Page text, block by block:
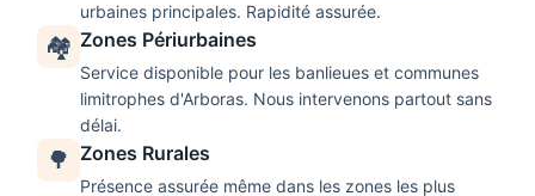
urbaines principales. Rapidité assurée.
🏘️ Zones Périurbaines
Service disponible pour les banlieues et communes
limitrophes d'Arboras. Nous intervenons partout sans
délai.
🌳 Zones Rurales
Présence assurée même dans les zones les plus